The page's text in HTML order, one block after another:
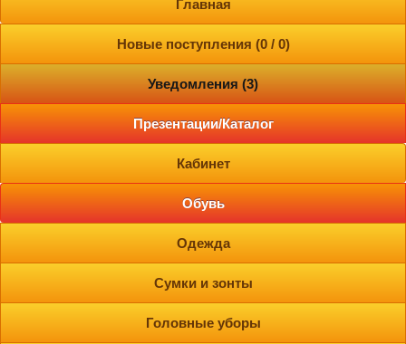
Главная
Новые поступления (0 / 0)
Уведомления (3)
Презентации/Каталог
Кабинет
Обувь
Одежда
Сумки и зонты
Головные уборы